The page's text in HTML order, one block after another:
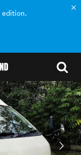
edition.